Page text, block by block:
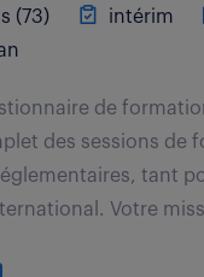
(73) intérim
de
des sessions de
tant
Votre